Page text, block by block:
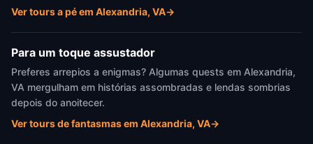
Ver tours a pé em Alexandria, VA→
Para um toque assustador
Preferes arrepios a enigmas? Algumas quests em Alexandria,
VA mergulham em histórias assombradas e lendas sombrias
depois do anoitecer.
Ver tours de fantasmas em Alexandria, VA→